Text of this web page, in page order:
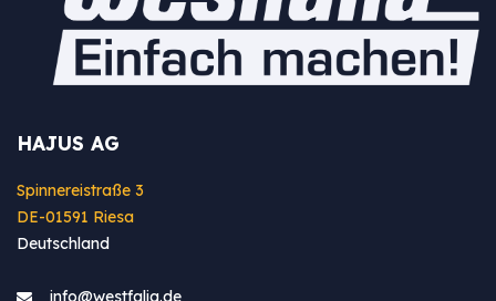
HAJUS AG
Spinnereistraße 3
DE-01591 Riesa
Deutschland
info@westfa​lia.de